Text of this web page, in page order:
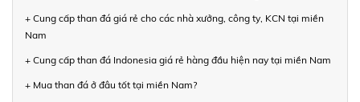
+ Cung cấp than đá giá rẻ cho các nhà xưởng, công ty, KCN tại miền
Nam
+ Cung cấp than đá Indonesia giá rẻ hàng đầu hiện nay tại miền Nam
+ Mua than đá ở đâu tốt tại miền Nam?